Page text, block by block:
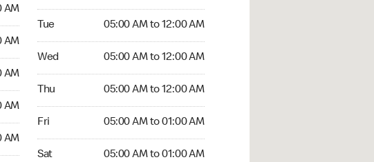
AM
AM
AM
AM
AM
Tue 05:00 AM to 12:00 AM
Wed 05:00 AM to 12:00 AM
Thu 05:00 AM to 12:00 AM
Fri 05:00 AM to 01:00 AM
Sat 05:00 AM to 01:00 AM